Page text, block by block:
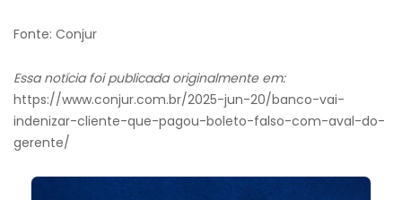
Fonte: Conjur
Essa notícia foi publicada originalmente em:
https://www.conjur.com.br/2025-jun-20/banco-vai-
indenizar-cliente-que-pagou-boleto-falso-com-aval-do-
gerente/